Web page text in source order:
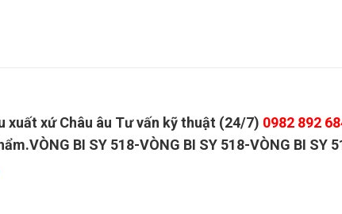
xuất xứ Châu âu Tư vấn kỹ thuật (24/7) 0982 892
BI SY 518-VÒNG BI SY 518-VÒNG BI SY